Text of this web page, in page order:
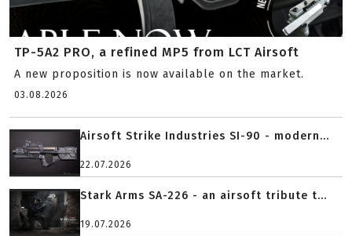
TP-5A2 PRO, a refined MP5 from LCT Airsoft
A new proposition is now available on the market.
03.08.2026
Airsoft Strike Industries SI-90 - modern...
22.07.2026
Stark Arms SA-226 - an airsoft tribute t...
19.07.2026